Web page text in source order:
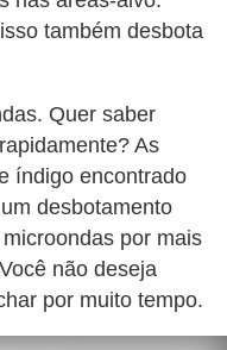
também desbota
Quer saber
As
índigo encontrado
desbotamento
por mais
não deseja
por muito tempo.